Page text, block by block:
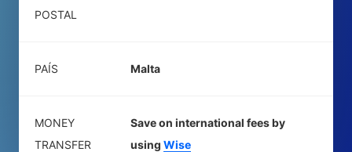
POSTAL
PAÍS Malta
MONEY
TRANSFER
Save on international fees by
using Wise